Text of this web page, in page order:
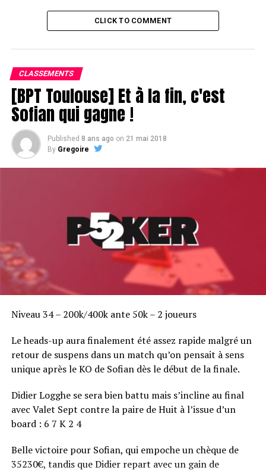
Mat Salsberg – Chipleader – 1757k
Producteur scénariste pour des séries US à succès
(Entourage ou Weeds par exemple), Mat Salsberg
totalise 400 000 dollars de gains et arrive en TF du WPT
Grand Prix de Paris en tant que chipleader. Mat n’est
nombreux premiums… souvent quand il y a de l’action
CLICK TO COMMENT
CLASSEMENTS
[BPT Toulouse] Et à la fin, c'est
Sofian qui gagne !
Published 8 ans ago on 21 mai 2018
By Gregoire
Niveau 34 – 200k/400k ante 50k – 2 joueurs
Le heads-up aura finalement été assez rapide malgré un
retour de suspens dans un match qu’on pensait à sens
unique après le KO de Sofian dès le début de la finale.
Didier Logghe se sera bien battu mais s’incline au final
avec Valet Sept contre la paire de Huit à l’issue d’un
board : 6 7 K 2 4
Belle victoire pour Sofian, qui empoche un chèque de
35230€, tandis que Didier repart avec un gain de